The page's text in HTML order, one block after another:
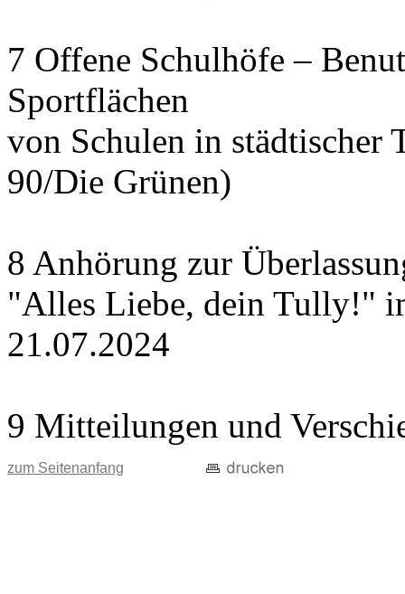
7 Offene Schulhöfe –
Sportflächen
von Schulen in städtischer
90/Die Grünen)
8 Anhörung zur
"Alles Liebe, dein Tully!"
21.07.2024
9 Mitteilungen und
zum Seitenanfang